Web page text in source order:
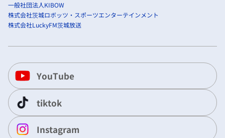
一般社団法人KIBOW
株式会社茨城ロボッツ・スポーツエンターテインメント
株式会社LuckyFM茨城放送
YouTube
tiktok
Instagram